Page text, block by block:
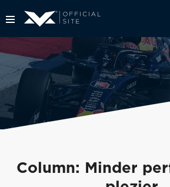
Column: Minder